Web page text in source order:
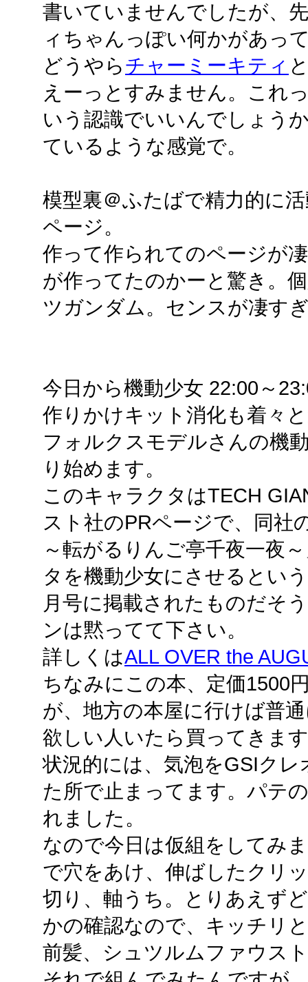
書いていませんでしたが、
ィちゃんっぽい何かがあっ
どうやらチャーミーキティ
えーっとすみません。これ
いう認識でいいんでしょう
ているような感覚で。
模型裏＠ふたばで精力的に
ページ。
作って作られてのページが
が作ってたのかーと驚き。
ツガンダム。センスが凄す
今日から機動少女 22:00～
作りかけキット消化も着々
フォルクスモデルさんの機
り始めます。
このキャラクタはTECH
スト社のPRページで、同社
～転がるりんご亭千夜一夜
タを機動少女にさせるとい
月号に掲載されたものだそ
ンは黙ってて下さい。
詳しくはALL OVER the
ちなみにこの本、定価1500
が、地方の本屋に行けば普
欲しい人いたら買ってきま
状況的には、気泡をGSIク
た所で止まってます。パテ
れました。
なので今日は仮組をしてみ
で穴をあけ、伸ばしたクリ
切り、軸うち。とりあえず
かの確認なので、キッチリ
前髪、シュツルムファウス